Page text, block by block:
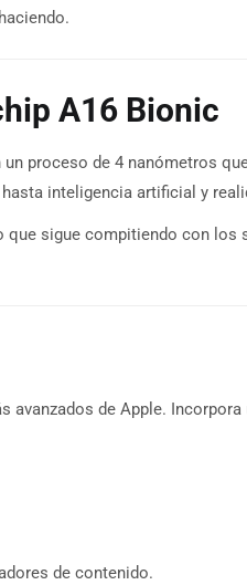
A16 Bionic
proceso de 4 nanómetros
inteligencia artificial y
sigue compitiendo con
avanzados de Apple. Incorpora
de contenido.